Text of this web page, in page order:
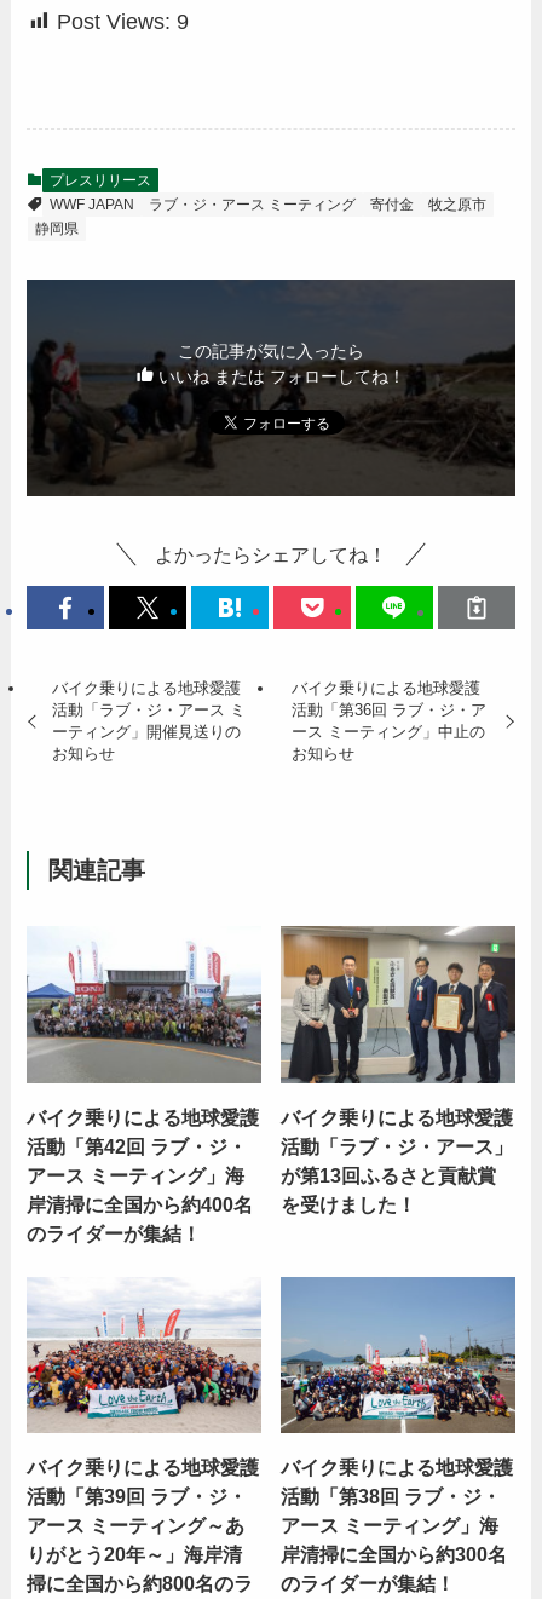
Post Views: 9
プレスリリース
WWF JAPAN
ラブ・ジ・アース ミーティング 寄付金
牧之原市
静岡県
この記事が気に入ったら
いいね または フォローしてね！
よかったらシェアしてね！
バイク乗りによる地球愛護
活動「ラブ・ジ・アース ミ
ーティング」開催見送りの
お知らせ
バイク乗りによる地球愛護
活動「第36回 ラブ・ジ・ア
ース ミーティング」中止の
お知らせ
関連記事
バイク乗りによる地球愛護
活動「第42回 ラブ・ジ・
アース ミーティング」海
岸清掃に全国から約400名
のライダーが集結！
バイク乗りによる地球愛護
活動「ラブ・ジ・アース」
が第13回ふるさと貢献賞
を受けました！
バイク乗りによる地球愛護
活動「第39回 ラブ・ジ・
アース ミーティング～あ
りがとう20年～」海岸清
掃に全国から約800名のラ
バイク乗りによる地球愛護
活動「第38回 ラブ・ジ・
アース ミーティング」海
岸清掃に全国から約300名
のライダーが集結！